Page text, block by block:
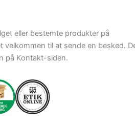
eller bestemte produkter på
velkommen til at sende en besked.
på Kontakt-siden.